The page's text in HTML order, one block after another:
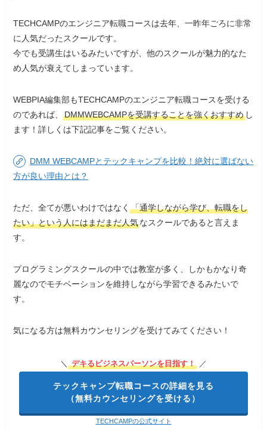
TECHCAMPのエンジニア転職コースは去年、一昨年ごろに非常
に人気だったスクールです。
今でも受講生はいるみたいですが、他のスクールが魅力的なた
め人気が衰えてしまっています。
WEBPIA編集部もTECHCAMPのエンジニア転職コースを受ける
のであれば、DMMWEBCAMPを受講することを強くおすすめ し
ます！詳しくは下記記事をご覧ください。
DMM WEBCAMPとテックキャンプを比較！絶対に選ばない
方が良い理由とは？
ただ、全てが悪いわけではなく「通学しながら学び、転職をし
たい」という人にはまだまだ人気なスクールであると言えま
す。
プログラミングスクールの中では教室が多く、しかもかなり奇
麗なのでモチベーションを維持しながら学習できるみたいで
す。
気になる方は無料カウンセリングを受けてみてください！
＼ デキるビジネスパーソンを目指す！ ／
テックキャンプ転職コースの詳細を見る
（無料カウンセリングを受ける）
TECHCAMPの公式サイト